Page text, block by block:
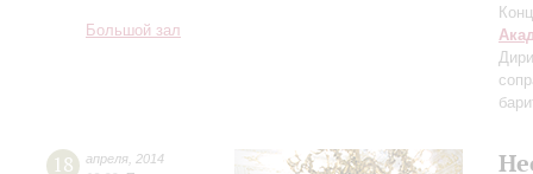
Большой зал
18 апреля 2014